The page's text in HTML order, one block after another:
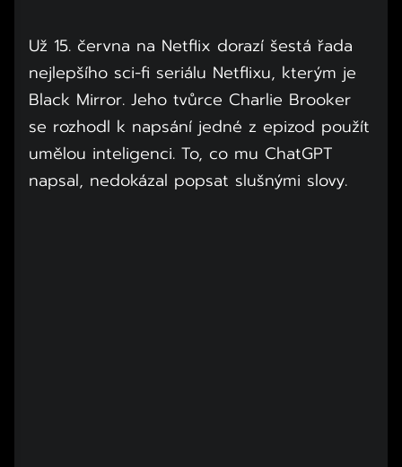
Už 15. června na Netflix dorazí šestá řada
nejlepšího sci-fi seriálu Netflixu, kterým je
Black Mirror. Jeho tvůrce Charlie Brooker
se rozhodl k napsání jedné z epizod použít
umělou inteligenci. To, co mu ChatGPT
napsal, nedokázal popsat slušnými slovy.